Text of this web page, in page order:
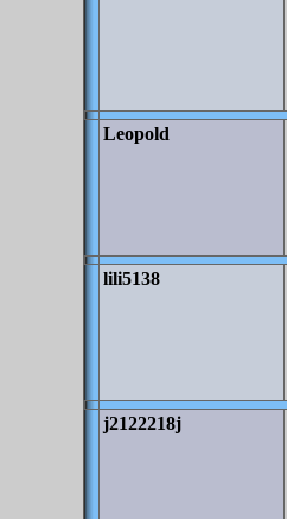
Leopold
lili5138
j2122218j